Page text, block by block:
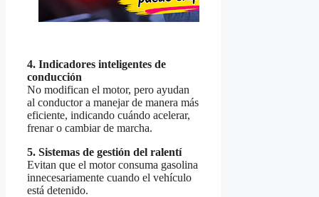
4. Indicadores inteligentes de
conducción
No modifican el motor, pero ayudan
al conductor a manejar de manera más
eficiente, indicando cuándo acelerar,
frenar o cambiar de marcha.
5. Sistemas de gestión del ralentí
Evitan que el motor consuma gasolina
innecesariamente cuando el vehículo
está detenido.